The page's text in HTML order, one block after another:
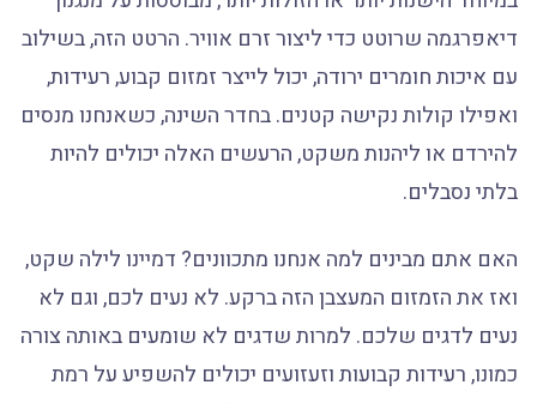
דיאפרגמה שרוטט כדי ליצור זרם אוויר. הרטט הזה, בשילוב
עם איכות חומרים ירודה, יכול לייצר זמזום קבוע, רעידות,
ואפילו קולות נקישה קטנים. בחדר השינה, כשאנחנו מנסים
להירדם או ליהנות משקט, הרעשים האלה יכולים להיות
בלתי נסבלים.
האם אתם מבינים למה אנחנו מתכוונים? דמיינו לילה שקט,
ואז את הזמזום המעצבן הזה ברקע. לא נעים לכם, וגם לא
נעים לדגים שלכם. למרות שדגים לא שומעים באותה צורה
כמונו, רעידות קבועות וזעזועים יכולים להשפיע על רמת